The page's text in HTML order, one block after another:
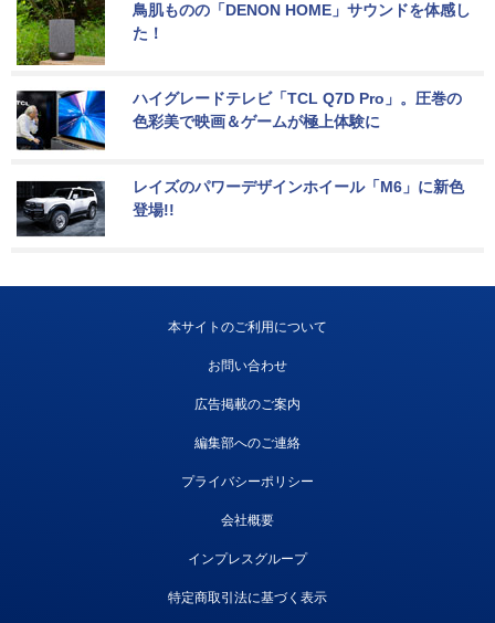
鳥肌ものの「DENON HOME」サウンドを体感し
た！
ハイグレードテレビ「TCL Q7D Pro」。圧巻の
色彩美で映画＆ゲームが極上体験に
レイズのパワーデザインホイール「M6」に新色
登場!!
本サイトのご利用について
お問い合わせ
広告掲載のご案内
編集部へのご連絡
プライバシーポリシー
会社概要
インプレスグループ
特定商取引法に基づく表示